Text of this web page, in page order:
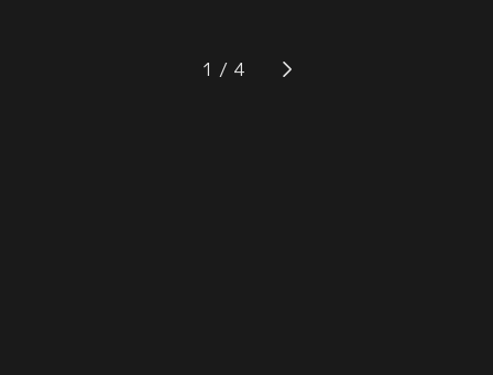
熙帝は忠告をよそに、西洋の列強や
ガルダンとの戦いを見据え、イエズ
康熙帝は不思議がって詩を詠むが大
笑いする。台湾の水軍出身の施琅
1